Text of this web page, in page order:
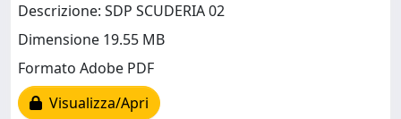
Descrizione: SDP SCUDERIA 02
Dimensione 19.55 MB
Formato Adobe PDF
Visualizza/Apri